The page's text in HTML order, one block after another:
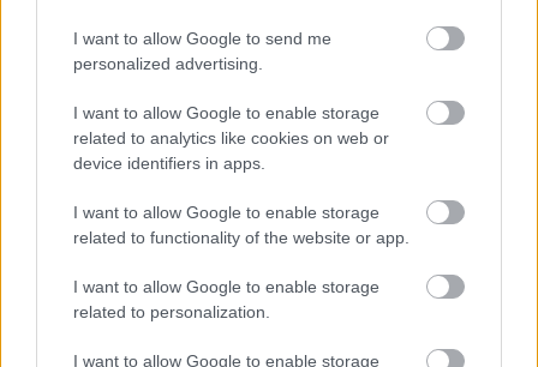
I want to allow Google to send me
personalized advertising.
I want to allow Google to enable storage
related to analytics like cookies on web or
device identifiers in apps.
I want to allow Google to enable storage
related to functionality of the website or app.
I want to allow Google to enable storage
related to personalization.
I want to allow Google to enable storage
legfrissebb információkkal és exkluzív tartalmakkal hétről hétre
postaládájába érkezik!
A SZOL24 legfrissebb 24 cikke
A Tisza Párt Dr. Baka Andrást jelöli köztársasági elnöknek
fiú (VIDEÓVAL)
fennakadásokra és pótlóbuszos közlekedésre számítsunk az